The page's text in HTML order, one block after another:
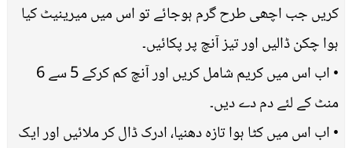
کریں جب اچھی طرح گرم ہوجائے تو اس میں میرینیٹ کیا
ہوا چکن ڈالیں اور تیز آنچ پر پکائیں۔
• اب اس میں کریم شامل کریں اور آنچ کم کرکے 5 سے 6
منٹ کے لئے دم دے دیں۔
• اب اس میں کٹا ہوا تازہ دھنیا، ادرک ڈال کر ملائیں اور ایک